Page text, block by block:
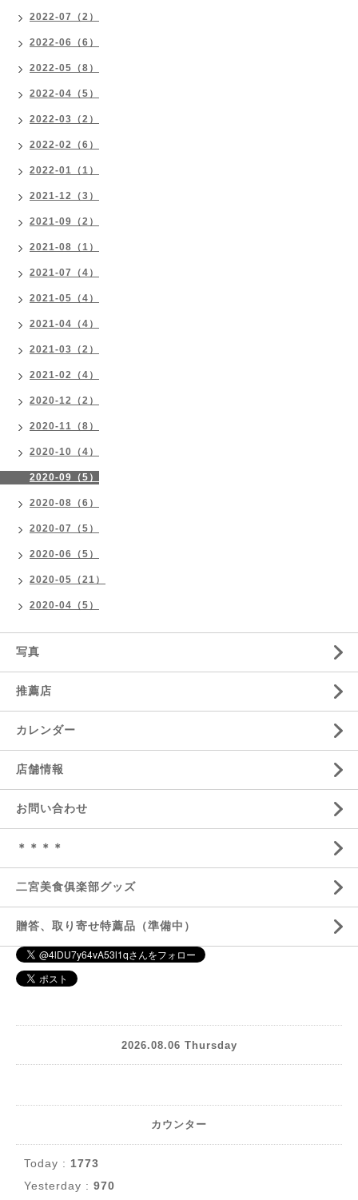
2022-07（2）
2022-06（6）
2022-05（8）
2022-04（5）
2022-03（2）
2022-02（6）
2022-01（1）
2021-12（3）
2021-09（2）
2021-08（1）
2021-07（4）
2021-05（4）
2021-04（4）
2021-03（2）
2021-02（4）
2020-12（2）
2020-11（8）
2020-10（4）
2020-09（5）
2020-08（6）
2020-07（5）
2020-06（5）
2020-05（21）
2020-04（5）
写真
推薦店
カレンダー
店舗情報
お問い合わせ
＊＊＊＊
二宮美食俱楽部グッズ
贈答、取り寄せ特薦品（準備中）
2026.08.06 Thursday
カウンター
Today : 1773
Yesterday : 970